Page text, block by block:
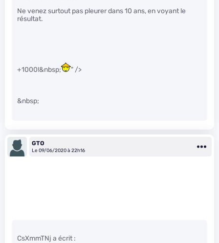
Ne venez surtout pas pleurer dans 10 ans, en voyant le
résultat.
+1000!&nbsp; " />
&nbsp;
GTO
Le 09/06/2020 à 22h16
CsXmmTNj a écrit :